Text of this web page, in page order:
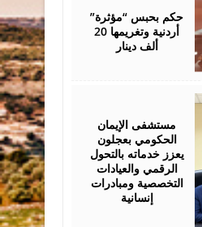
حكم بحبس “مؤثرة”
أردنية وتغريمها 20
ألف دينار
مستشفى الإيمان
الحكومي بعجلون
يعزز خدماته بالتحول
الرقمي والعيادات
التخصصية ومبادرات
إنسانية